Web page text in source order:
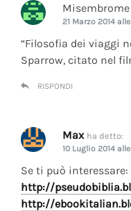
Misembrome
21 Marzo 2014
“Filosofia dei viaggi
Sparrow, citato nel
RISPONDI
Max ha detto:
10 Luglio 2014
Se ti può interessare:
http://
http://